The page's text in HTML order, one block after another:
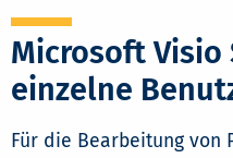
Microsoft
einzelne
Für die Bearbeitung von